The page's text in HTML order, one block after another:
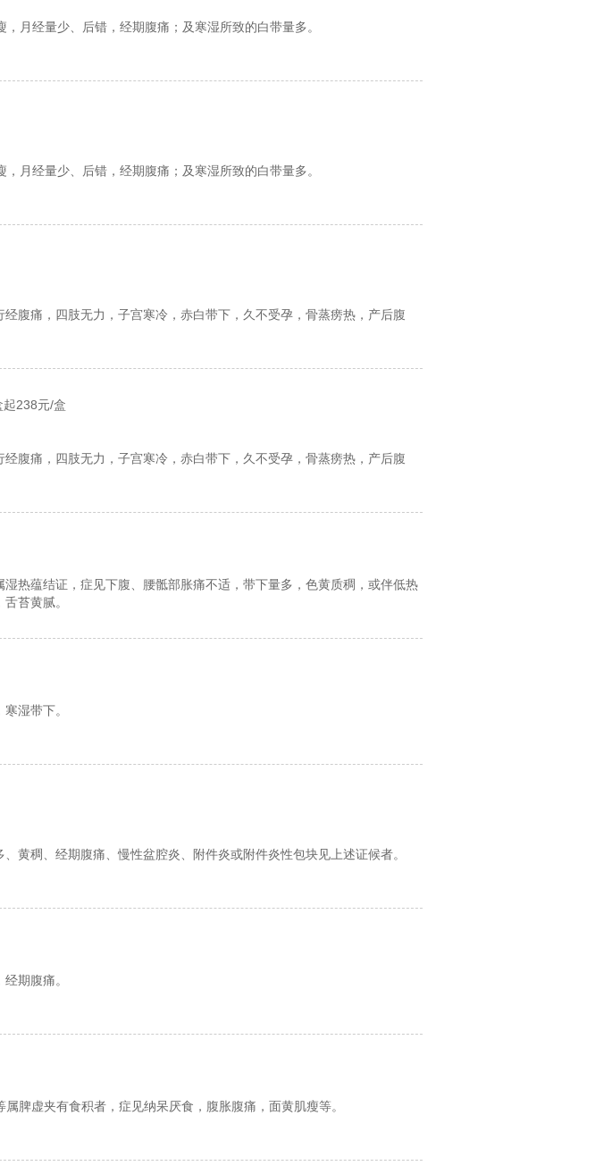
月经量少、后错，经期腹痛；及寒湿所致的白带量多。
月经量少、后错，经期腹痛；及寒湿所致的白带量多。
腹痛，四肢无力，子宫寒冷，赤白带下，久不受孕，骨蒸痨热，产后腹
238元/盒
腹痛，四肢无力，子宫寒冷，赤白带下，久不受孕，骨蒸痨热，产后腹
热蕴结证，症见下腹、腰骶部胀痛不适，带下量多，色黄质稠，或伴低热
苔黄腻。
湿带下。
黄稠、经期腹痛、慢性盆腔炎、附件炎或附件炎性包块见上述证候者。
期腹痛。
脾虚夹有食积者，症见纳呆厌食，腹胀腹痛，面黄肌瘦等。